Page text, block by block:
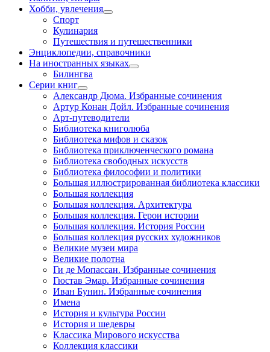
Хобби, увлечения
Спорт
Кулинария
Путешествия и путешественники
Энциклопедии, справочники
На иностранных языках
Билингва
Серии книг
Александр Дюма. Избранные сочинения
Артур Конан Дойл. Избранные сочинения
Арт-путеводители
Библиотека книголюба
Библиотека мифов и сказок
Библиотека приключенческого романа
Библиотека свободных искусств
Библиотека философии и политики
Большая иллюстрированная библиотека классики
Большая коллекция
Большая коллекция. Архитектура
Большая коллекция. Герои истории
Большая коллекция. История России
Большая коллекция русских художников
Великие музеи мира
Великие полотна
Ги де Мопассан. Избранные сочинения
Гюстав Эмар. Избранные сочинения
Иван Бунин. Избранные сочинения
Имена
История и культура России
История и шедевры
Классика Мирового искусства
Коллекция классики